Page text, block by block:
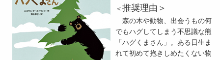
＜推奨理由＞
森の木や動物、出会うもの何
でもハグしてしまう不思議な熊
「ハグくまさん」。ある日生ま
れて初めて抱きしめたくない物